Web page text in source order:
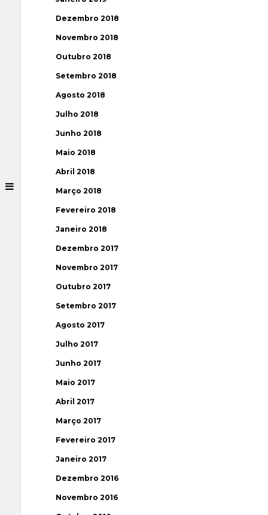
Dezembro 2018
Novembro 2018
Outubro 2018
Setembro 2018
Agosto 2018
Julho 2018
Junho 2018
Maio 2018
Abril 2018
Março 2018
Fevereiro 2018
Janeiro 2018
Dezembro 2017
Novembro 2017
Outubro 2017
Setembro 2017
Agosto 2017
Julho 2017
Junho 2017
Maio 2017
Abril 2017
Março 2017
Fevereiro 2017
Janeiro 2017
Dezembro 2016
Novembro 2016